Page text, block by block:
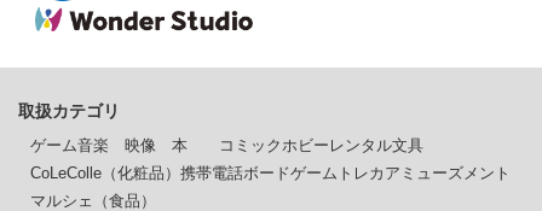
取扱カテゴリ
ゲーム音楽 映像 本 コミックホビー レンタル文具
CoLeColle（化粧品） 携帯電話ボードゲーム トレカ アミューズメント
マルシェ（食品）